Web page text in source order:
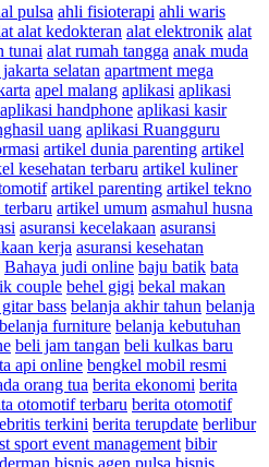
pulsa ahli fisioterapi ahli waris
alat kedokteran alat elektronik alat
tunai alat rumah tangga anak muda
selatan apartment mega
apel malang aplikasi aplikasi
aplikasi handphone aplikasi kasir
uang aplikasi Ruangguru
artikel dunia parenting artikel
kesehatan terbaru artikel kuliner
artikel parenting artikel tekno
artikel umum asmahul husna
asuransi kecelakaan asuransi
kerja asuransi kesehatan
Bahaya judi online baju batik bata
couple behel gigi bekal makan
bass belanja akhir tahun belanja
belanja furniture belanja kebutuhan
beli jam tangan beli kulkas baru
api online bengkel mobil resmi
orang tua berita ekonomi berita
otomotif terbaru berita otomotif
terkini berita terupdate berlibur
sport event management bibir
bisnis agen pulsa bisnis